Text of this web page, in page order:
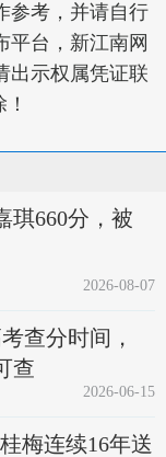
参考，并请自行
平台，新江南网
出示权属凭证联
琪660分，被
2026-08-07
查分时间，
查
2026-06-15
梅连续16年送